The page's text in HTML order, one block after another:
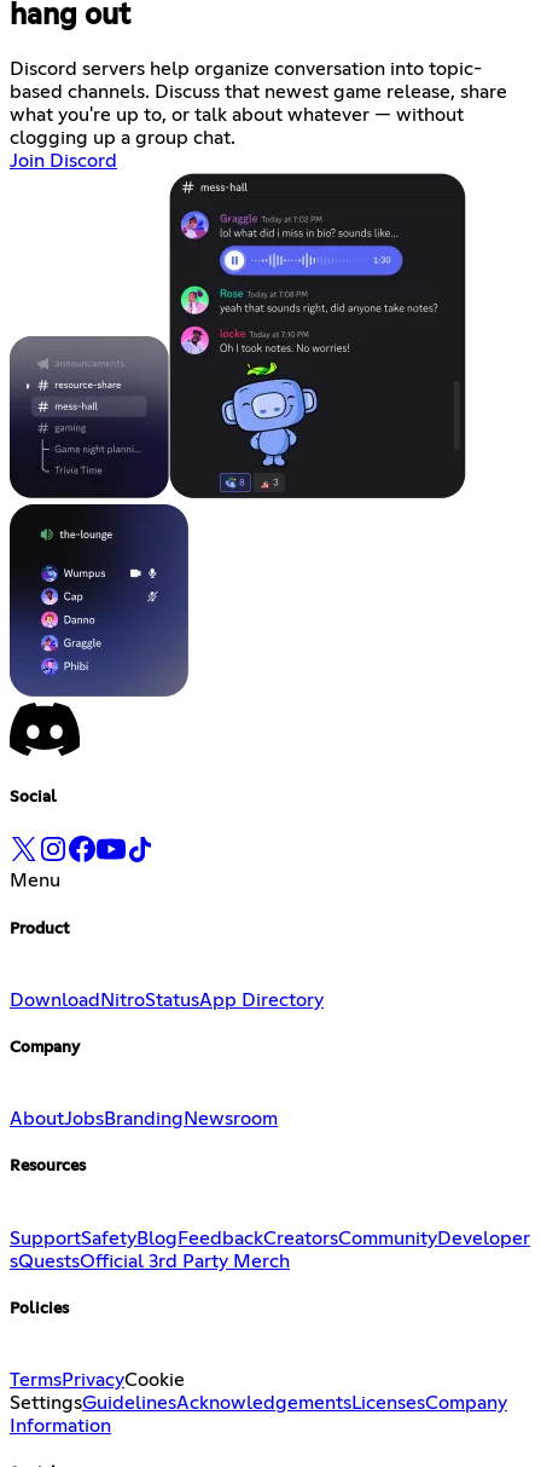
hang out
Discord servers help organize conversation into topic-
based channels. Discuss that newest game release, share
what you're up to, or talk about whatever — without
clogging up a group chat.
Join Discord
Social
Menu
Product
Download NitroStatusApp Directory
Company
AboutJobsBranding Newsroom
Resources
SupportSafetyBlogFeedbackCreatorsCommunityDeveloper
sQuestsOfficial 3rd Party Merch
Policies
TermsPrivacyCookie
SettingsGuidelinesAcknowledgementsLicensesCompany
Information